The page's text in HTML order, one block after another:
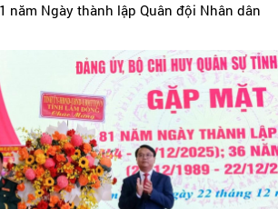
năm Ngày thành lập Quân đội Nhân dân